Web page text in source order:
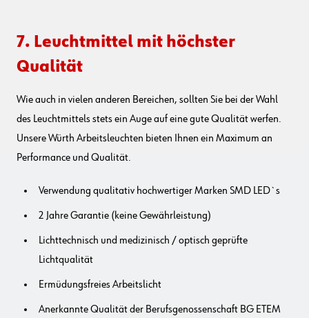
7. Leuchtmittel mit höchster
Qualität
Wie auch in vielen anderen Bereichen, sollten Sie bei der Wahl
des Leuchtmittels stets ein Auge auf eine gute Qualität werfen.
Unsere Würth Arbeitsleuchten bieten Ihnen ein Maximum an
Performance und Qualität.
Verwendung qualitativ hochwertiger Marken SMD LED`s
2 Jahre Garantie (keine Gewährleistung)
Lichttechnisch und medizinisch / optisch geprüfte
Lichtqualität
Ermüdungsfreies Arbeitslicht
Anerkannte Qualität der Berufsgenossenschaft BG ETEM